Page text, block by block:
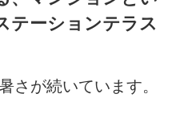
テーションテラス
さが続いています。